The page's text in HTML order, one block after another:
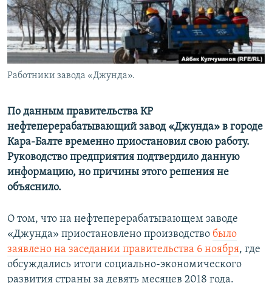
Работники завода «Джунда».
По данным правительства КР
нефтеперерабатывающий завод «Джунда» в городе
Кара-Балте временно приостановил свою работу.
Руководство предприятия подтвердило данную
информацию, но причины этого решения не
объяснило.
О том, что на нефтеперерабатывающем заводе
«Джунда» приостановлено производство было
заявлено на заседании правительства 6 ноября, где
обсуждались итоги социально-экономического
развития страны за девять месяцев 2018 года.